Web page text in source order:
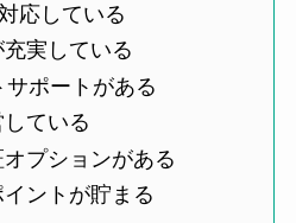
応している
実している
ポートがある
ている
プションがある
ントが貯まる